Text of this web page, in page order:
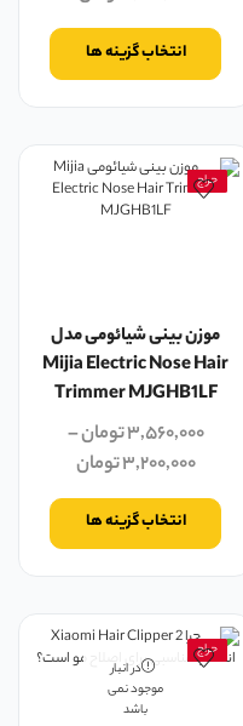
انتخاب گزینه ها
حراج
موزن بینی شیائومی مدل
Mijia Electric Nose Hair
Trimmer MJGHB1LF
۳,۵۶۰,۰۰۰تومان–
۳,۲۰۰,۰۰۰تومان
انتخاب گزینه ها
حراج
در انبار
موجود نمی
باشد